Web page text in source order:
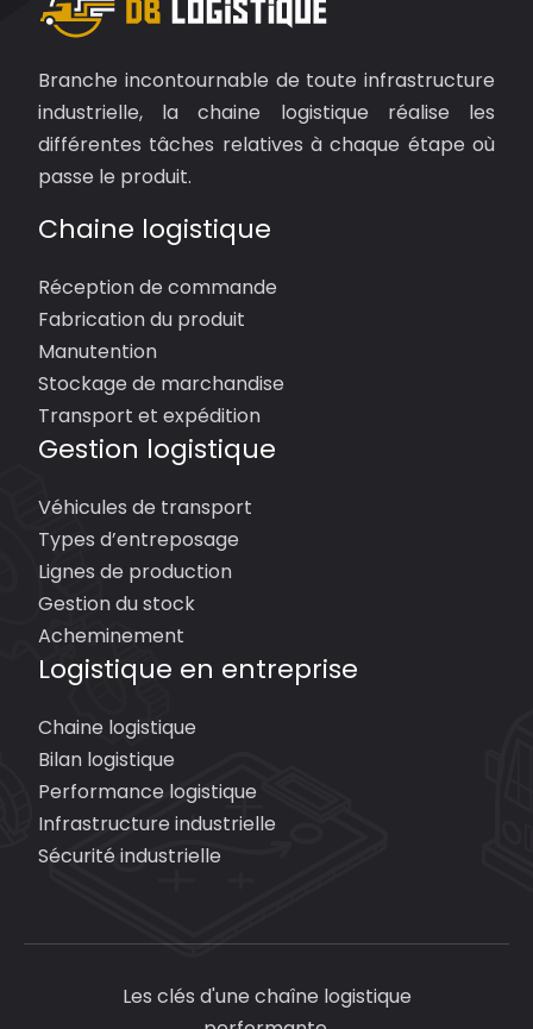
Branche incontournable de toute infrastructure
industrielle, la chaine logistique réalise les
différentes tâches relatives à chaque étape où
passe le produit.
Chaine logistique
Réception de commande
Fabrication du produit
Manutention
Stockage de marchandise
Transport et expédition
Gestion logistique
Véhicules de transport
Types d’entreposage
Lignes de production
Gestion du stock
Acheminement
Logistique en entreprise
Chaine logistique
Bilan logistique
Performance logistique
Infrastructure industrielle
Sécurité industrielle
Les clés d'une chaîne logistique